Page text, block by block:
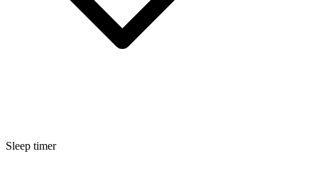
Sleep timer